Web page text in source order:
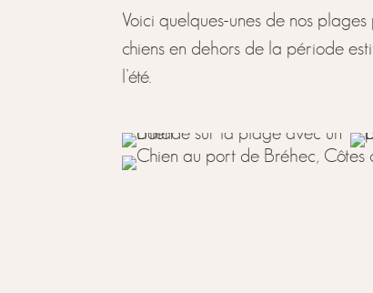
Voici quelques-unes de nos
chiens en dehors de la période
l’été.